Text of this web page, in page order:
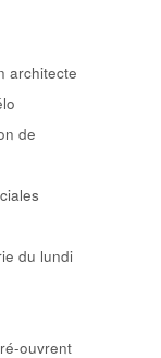
architecte
de
du lundi
ouvrent